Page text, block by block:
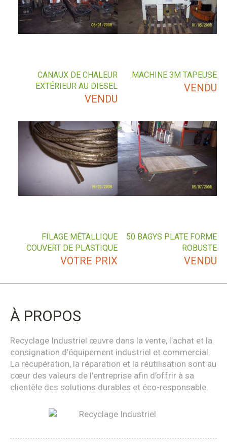
MACHINE 3M TAPEUSE
VENDU
CANAUX DE CHALEUR
EXTÉRIEUR AU DIESEL
VENDU
50 BAGYS PLATE FORME
ROBUSTE
VENDU
FILAGE MÉTALLIQUE
COUVERT DE PLASTIQUE
VOTRE PRIX
À PROPOS
Recyclage Industriel œuvre dans la vente, l’achat et la
consignation d’équipement industriel et commercial.
La récupération, la réparation et la réutilisation sont au
cœur des valeurs de l’entreprise afin d’offrir à sa
clientèle des solutions durables et éco-responsable.